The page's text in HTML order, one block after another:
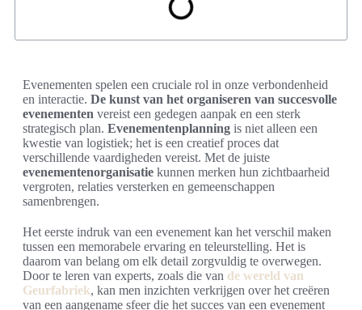
Evenementen spelen een cruciale rol in onze verbondenheid
en interactie. De kunst van het organiseren van succesvolle
evenementen vereist een gedegen aanpak en een sterk
strategisch plan. Evenementenplanning is niet alleen een
kwestie van logistiek; het is een creatief proces dat
verschillende vaardigheden vereist. Met de juiste
evenementenorganisatie kunnen merken hun zichtbaarheid
vergroten, relaties versterken en gemeenschappen
samenbrengen.
Het eerste indruk van een evenement kan het verschil maken
tussen een memorabele ervaring en teleurstelling. Het is
daarom van belang om elk detail zorgvuldig te overwegen.
Door te leren van experts, zoals die van de wereld van
Geurfabriek, kan men inzichten verkrijgen over het creëren
van een aangename sfeer die het succes van een evenement